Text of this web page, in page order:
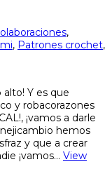
,
, Patrones crochet,
alto! Y es que
y robacorazones
¡vamos a darle
hemos
y que a crear
¡vamos… View